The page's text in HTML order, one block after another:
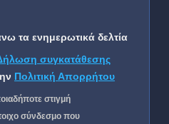
τα ενημερωτικά δελτία
συγκατάθεσης
Πολιτική Απορρήτου
στιγμή
σύνδεσμο που